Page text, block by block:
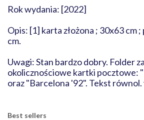
Rok wydania: [2022]
Opis: [1] karta złożona ; 30x63 cm
cm.
Uwagi: Stan bardzo dobry. Folder
okolicznościowe kartki pocztowe:
oraz "Barcelona '92". Tekst równol.
Best sellers